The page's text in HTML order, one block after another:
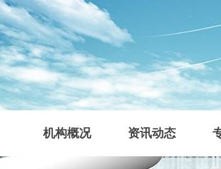
机构概况 资讯动态